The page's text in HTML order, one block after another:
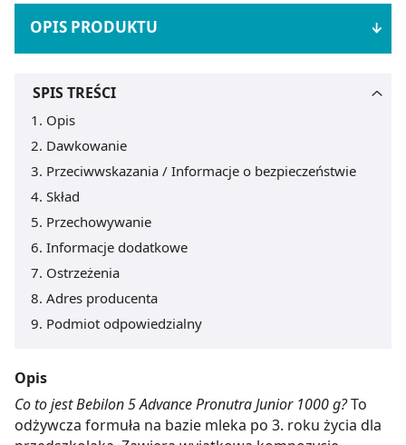
OPIS PRODUKTU
SPIS TREŚCI
Opis
Dawkowanie
Przeciwwskazania / Informacje o bezpieczeństwie
Skład
Przechowywanie
Informacje dodatkowe
Ostrzeżenia
Adres producenta
Podmiot odpowiedzialny
Opis
Co to jest Bebilon 5 Advance Pronutra Junior 1000 g?To
odżywcza formuła na bazie mleka po 3. roku życia dla